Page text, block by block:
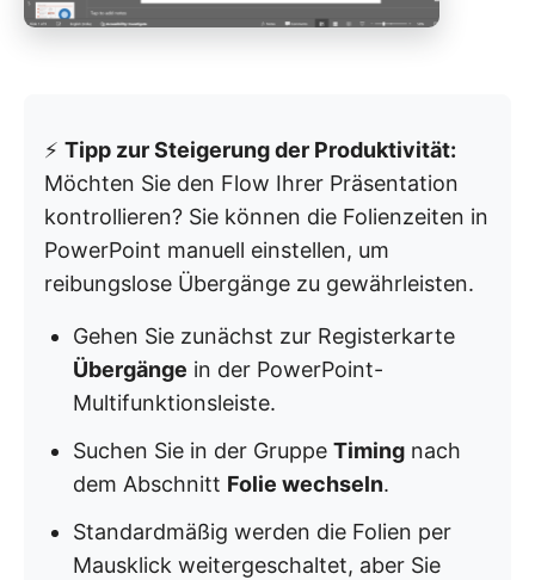
⚡ Tipp zur Steigerung der Produktivität:
Möchten Sie den Flow Ihrer Präsentation
kontrollieren? Sie können die Folienzeiten in
PowerPoint manuell einstellen, um
reibungslose Übergänge zu gewährleisten.
Gehen Sie zunächst zur Registerkarte
Übergänge in der PowerPoint-
Multifunktionsleiste.
Suchen Sie in der Gruppe Timing nach
dem Abschnitt Folie wechseln.
Standardmäßig werden die Folien per
Mausklick weitergeschaltet, aber Sie